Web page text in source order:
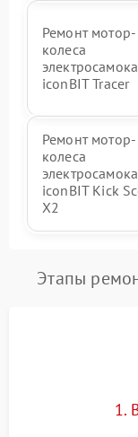
Ремонт мотор-
колеса
iconBIT Tracer
Ремонт мотор-
колеса
iconBIT Kick
X2
Этапы
1.